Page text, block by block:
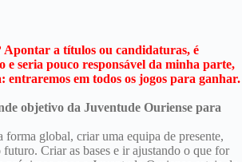
Apontar a títulos ou candidaturas, é
e seria pouco responsável da minha parte,
entraremos em todos os jogos para ganhar.
objetivo da Juventude Ouriense para
global, criar uma equipa de presente,
futuro. Criar as bases e ir ajustando o que for